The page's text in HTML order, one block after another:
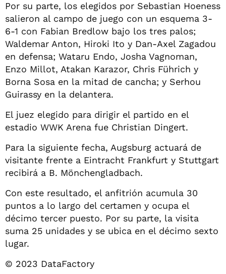
Por su parte, los elegidos por Sebastian Hoeness
salieron al campo de juego con un esquema 3-
6-1 con Fabian Bredlow bajo los tres palos;
Waldemar Anton, Hiroki Ito y Dan-Axel Zagadou
en defensa; Wataru Endo, Josha Vagnoman,
Enzo Millot, Atakan Karazor, Chris Führich y
Borna Sosa en la mitad de cancha; y Serhou
Guirassy en la delantera.
El juez elegido para dirigir el partido en el
estadio WWK Arena fue Christian Dingert.
Para la siguiente fecha, Augsburg actuará de
visitante frente a Eintracht Frankfurt y Stuttgart
recibirá a B. Mönchengladbach.
Con este resultado, el anfitrión acumula 30
puntos a lo largo del certamen y ocupa el
décimo tercer puesto. Por su parte, la visita
suma 25 unidades y se ubica en el décimo sexto
lugar.
© 2023 DataFactory